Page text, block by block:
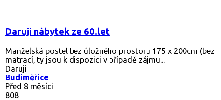
Daruji nábytek ze 60.let
Manželská postel bez úložného prostoru 175 x 200cm (bez
matrací, ty jsou k dispozici v případě zájmu...
Daruji
Budiměřice
Před 8 měsíci
808